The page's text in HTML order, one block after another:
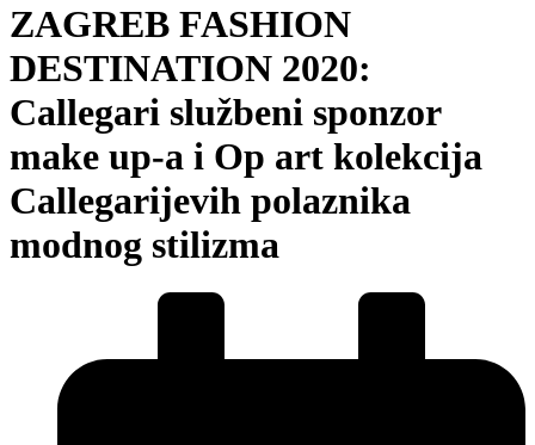
ZAGREB FASHION
DESTINATION 2020:
Callegari službeni sponzor
make up-a i Op art kolekcija
Callegarijevih polaznika
modnog stilizma